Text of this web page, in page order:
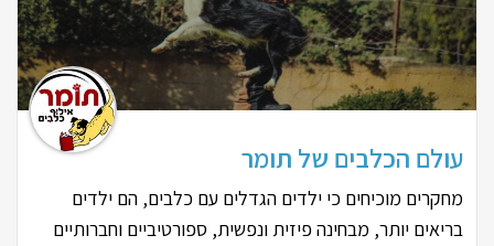
עולם הכלבים של תומר
מחקרים מוכיחים כי ילדים הגדלים עם כלבים, הם ילדים
בריאים יותר, מבחינה פיזית ונפשית, ספורטיביים וחברותיים